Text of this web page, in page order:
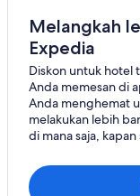
Melangkah
Expedia
Diskon untuk hotel
Anda memesan di
Anda menghemat
melakukan lebih
di mana saja, kapan